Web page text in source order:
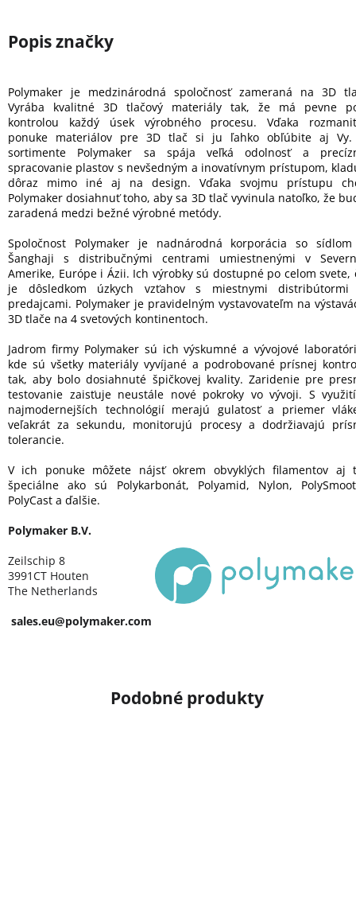
Polymaker je medzinárodná spoločnosť zameraná na 3D
Vyrába kvalitné 3D tlačový materiály tak, že má pevne
kontrolou každý úsek výrobného procesu. Vďaka
ponuke materiálov pre 3D tlač si ju ľahko obľúbite aj Vy.
sortimente Polymaker sa spája veľká odolnosť a
spracovanie plastov s nevšedným a inovatívnym prístupom,
dôraz mimo iné aj na design. Vďaka svojmu prístupu
Polymaker dosiahnuť toho, aby sa 3D tlač vyvinula natoľko, že
zaradená medzi bežné výrobné metódy.
Spoločnost Polymaker je nadnárodná korporácia so
Šanghaji s distribučnými centrami umiestnenými v
Amerike, Európe i Ázii. Ich výrobky sú dostupné po celom svete,
je dôsledkom úzkych vzťahov s miestnymi
predajcami. Polymaker je pravidelným vystavovateľm na
3D tlače na 4 svetových kontinentoch.
Jadrom firmy Polymaker sú ich výskumné a vývojové
kde sú všetky materiály vyvíjané a podrobované prísnej
tak, aby bolo dosiahnuté špičkovej kvality. Zaridenie pre
testovanie zaisťuje neustále nové pokroky vo vývoji. S
najmodernejších technológií merajú gulatosť a priemer
veľakrát za sekundu, monitorujú procesy a dodržiavajú
tolerancie.
V ich ponuke môžete nájsť okrem obvyklých filamentov aj
špeciálne ako sú Polykarbonát, Polyamid, Nylon,
PolyCast a ďalšie.
Polymaker B.V.
Zeilschip 8
3991CT Houten
The Netherlands
sales.eu@polymaker.com